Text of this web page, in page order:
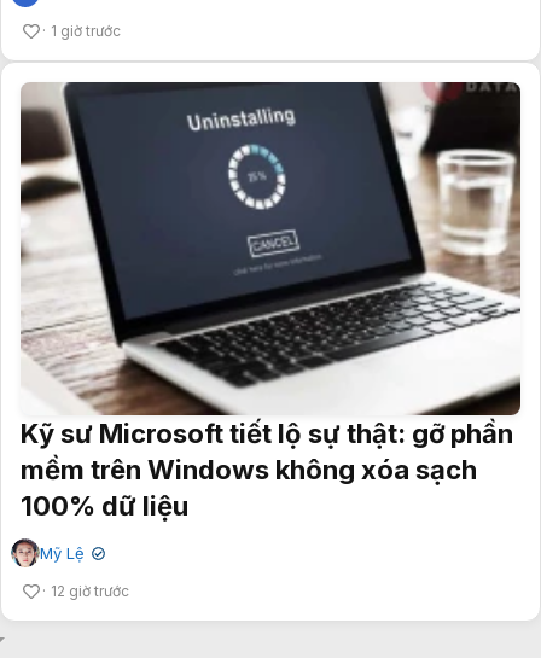
1 giờ trước
Kỹ sư Microsoft tiết lộ sự thật: gỡ phần
mềm trên Windows không xóa sạch
100% dữ liệu
Mỹ Lệ ✔
12 giờ trước